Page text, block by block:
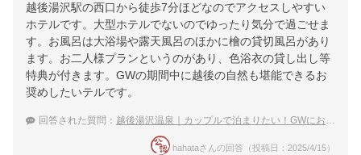
越後湯沢駅の西口から徒歩7分ほどなのでアクセスしやすい
ホテルです。大型ホテルでないのでゆったり気分で過ごせま
す。お風呂は大浴場や露天風呂のほかに檜の貸切風呂があり
ます。お二人様プランというのがあり、色浴衣の貸し出し等
特典が付きます。GWの期間中に越後の自然も堪能できるお
奨めしたいテルです。
回答された質問： 越後湯沢温泉｜カップルで泊まりたい！GWにおすすめな穴場な宿は？
hahataさんの回答（投稿日：2025/4/15）